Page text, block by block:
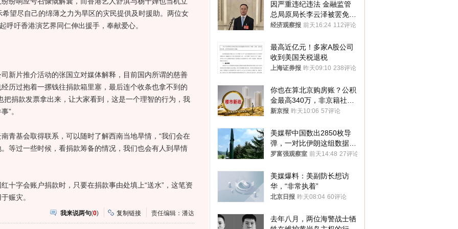
望尽自己的绵薄之力为旱区的灾民提供及时援助。两位女
呼吁香港演艺界同仁伸出援手，奉献爱心。
片推介活动的张国立对媒体解释，目前国内所谓的慈善
历过抱着一摞钱往捐款箱里塞，最后连个收条也拿不到的
把捐款发票拿出来，让大家看到，这是一个理智的行为，我
”。
基会取得联系，可以随时了解西南当地旱情，“我们会在
等过一些时候，看捐款筹备的情况，我们也会有人到旱情
字会账户捐款时，只要在捐款事由处填上“送水”，这笔资
赈灾。
我来说两句(0) 复制链接 责任编辑：潘达
因严重违纪违法 金融监管
总局原局长李云泽被罢免全
国人大代表
经济观察报 前天16:24 112评论
最高近亿元！多家A股公司
收到美国关税退税
上海证券报 昨天09:10 238评论
你也在算北京购房账？公积
金最高340万，非京籍社保
1年
新京报 昨天10:06 57评论
美媒帮中国数出2850枚导
弹，一对比伊朗这组数据，
发现出大事了
罗富强观察室 前天14:48 27评论
美媒爆料：美副防长想访
华，“非常执着”
北京日报 昨天08:04 60评论
去年八月，两位海警战士牺